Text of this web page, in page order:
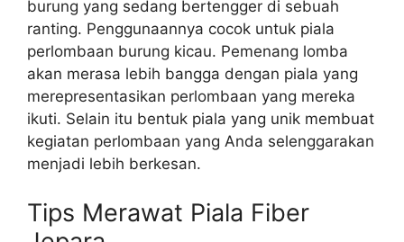
burung yang sedang bertengger di sebuah
ranting. Penggunaannya cocok untuk piala
perlombaan burung kicau. Pemenang lomba
akan merasa lebih bangga dengan piala yang
merepresentasikan perlombaan yang mereka
ikuti. Selain itu bentuk piala yang unik membuat
kegiatan perlombaan yang Anda selenggarakan
menjadi lebih berkesan.
Tips Merawat Piala Fiber